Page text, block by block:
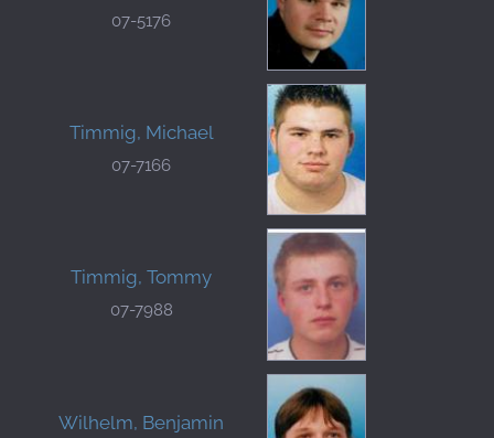
07-5176
Timmig, Michael
07-7166
Timmig, Tommy
07-7988
Wilhelm, Benjamin